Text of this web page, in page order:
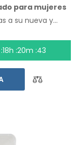
para mujeres
a su nueva y
la sudoración
axilas, y ambas
incluido en el
:20m :43